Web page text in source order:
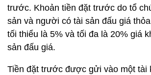
trước. Khoản tiền đặt trước do tổ
sản và người có tài sản đấu giá
tối thiểu là 5% và tối đa là 20% giá
sản đấu giá.
Tiền đặt trước được gửi vào một tài